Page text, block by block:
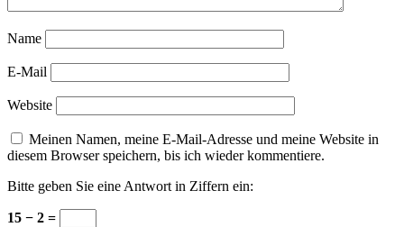
Name
E-Mail
Website
Meinen Namen, meine E-Mail-Adresse und meine Website in
diesem Browser speichern, bis ich wieder kommentiere.
Bitte geben Sie eine Antwort in Ziffern ein:
15 − 2 =